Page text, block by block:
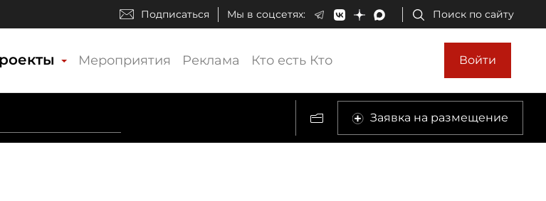
Подписаться Мы в соцсетях: Поиск по сайту
Мероприятия Реклама Кто есть Кто Войти
Заявка на размещение